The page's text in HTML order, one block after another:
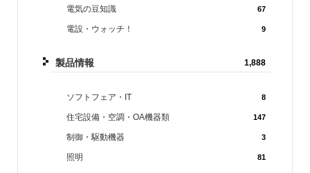
電気の豆知識 67
電設・ウォッチ！ 9
製品情報 1,888
ソフトフェア・IT 8
住宅設備・空調・OA機器類 147
制御・駆動機器 3
照明 81